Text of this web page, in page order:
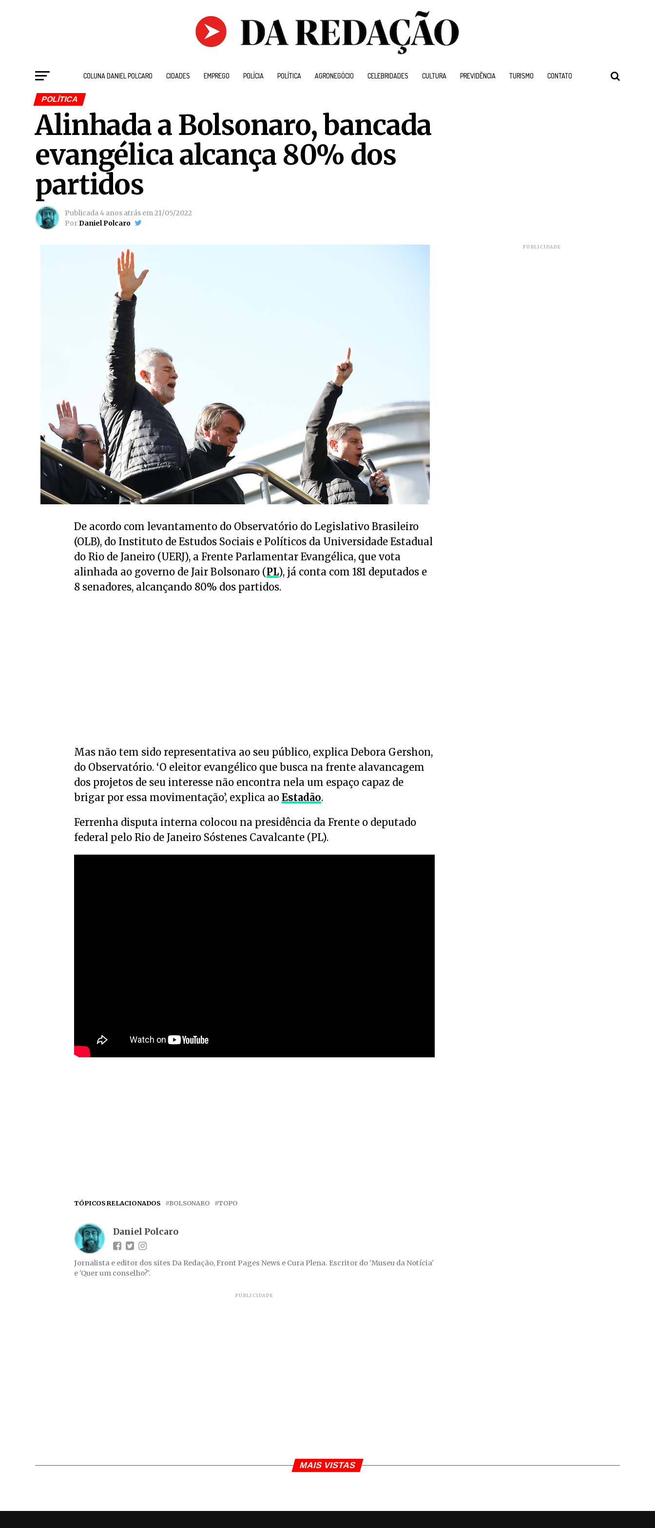
COLUNA DANIEL POLCARO CIDADES EMPREGO POLÍCIA POLÍTICA AGRONEGÓCIO CELEBRIDADES CULTURA PREVIDÊNCIA TURISMO CONTATO
POLÍTICA
Alinhada a Bolsonaro, bancada
evangélica alcança 80% dos
partidos
Publicada4 anos atrás em21/05/2022
PorDaniel Polcaro
De acordo com levantamento do Observatório do Legislativo Brasileiro
(OLB), do Instituto de Estudos Sociais e Políticos da Universidade Estadual
do Rio de Janeiro (UERJ), a Frente Parlamentar Evangélica, que vota
alinhada ao governo de Jair Bolsonaro (PL), já conta com 181 deputados e
8 senadores, alcançando 80% dos partidos.
Mas não tem sido representativa ao seu público, explica Debora Gershon,
do Observatório. ‘O eleitor evangélico que busca na frente alavancagem
dos projetos de seu interesse não encontra nela um espaço capaz de
brigar por essa movimentação’, explica ao Estadão.
Ferrenha disputa interna colocou na presidência da Frente o deputado
federal pelo Rio de Janeiro Sóstenes Cavalcante (PL).
TÓPICOS RELACIONADOS BOLSONARO TOPO
Daniel Polcaro
Jornalista e editor dos sites Da Redação, Front Pages News e Cura Plena. Escritor do 'Museu da Notícia'
e 'Quer um conselho?'.
PUBLICIDADE
PUBLICIDADE
MAIS VISTAS